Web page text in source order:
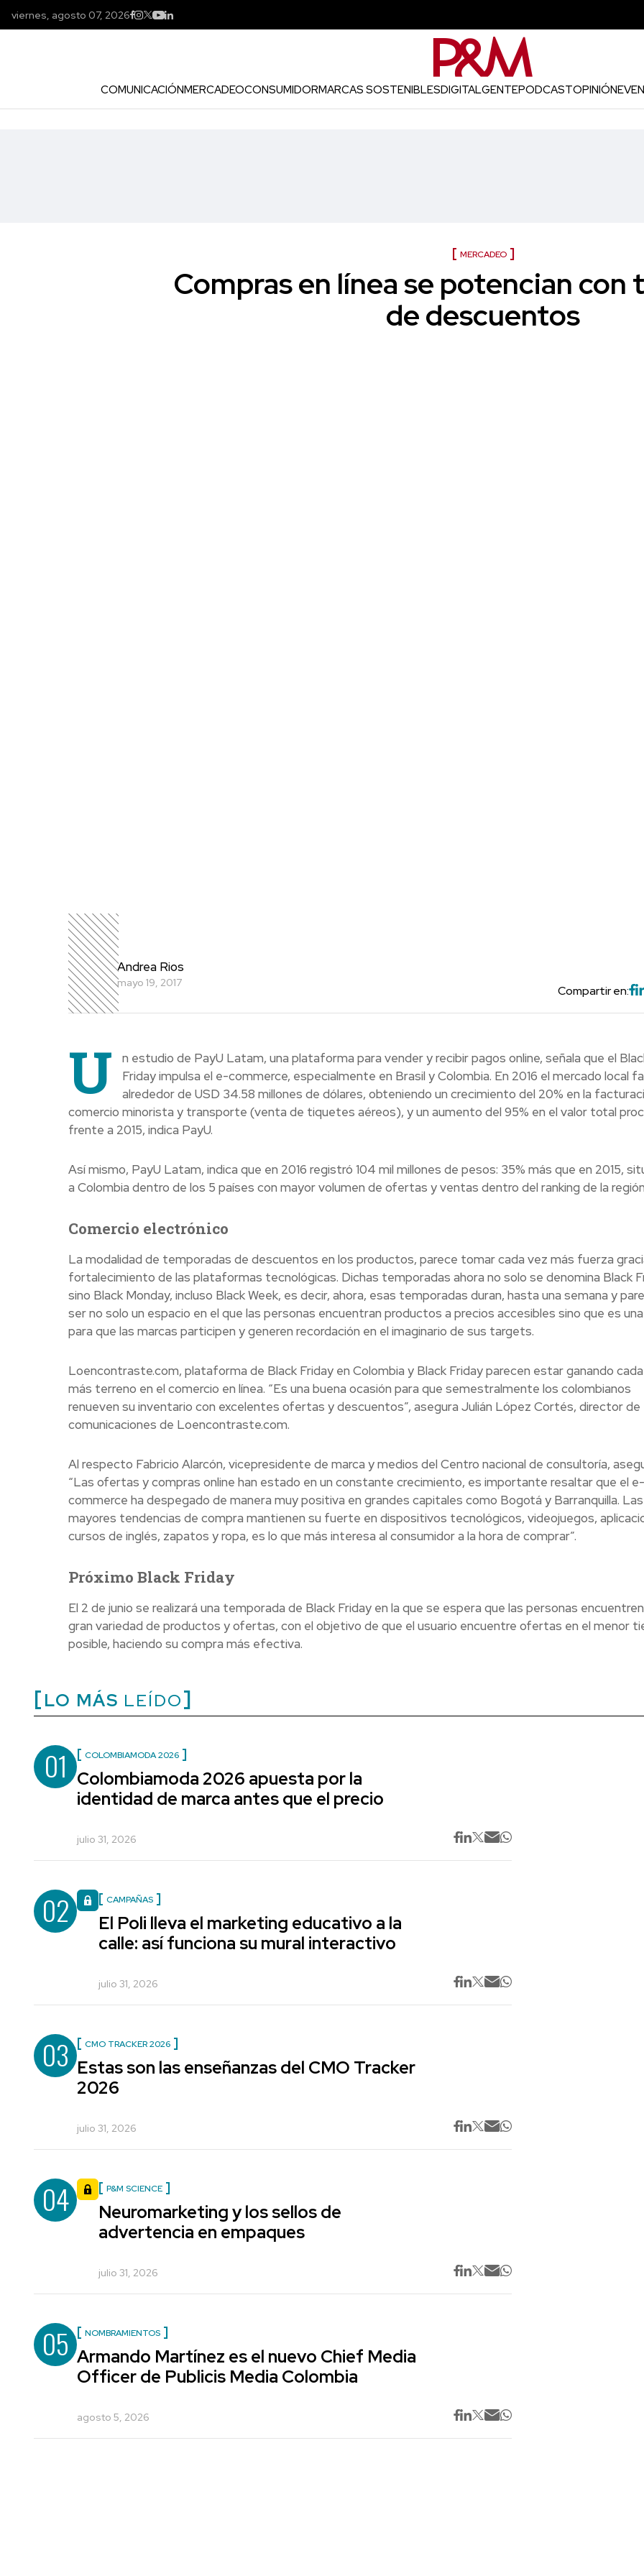
viernes, agosto 07, 2026
COMUNICACIÓNMERCADEOCONSUMIDORMARCAS SOSTENIBLESDIGITALGENTEPODCASTOPINIÓN
MERCADEO
Compras en línea se potencian con
de descuentos
Andrea Rios
mayo 19, 2017
Compartir en:
U
n estudio de PayU Latam, una plataforma para vender y recibir pagos online, señala que el
Friday impulsa el e-commerce, especialmente en Brasil y Colombia. En 2016 el mercado local
alrededor de USD 34.58 millones de dólares, obteniendo un crecimiento del 20% en la
comercio minorista y transporte (venta de tiquetes aéreos), y un aumento del 95% en el valor total
frente a 2015, indica PayU.
Así mismo, PayU Latam, indica que en 2016 registró 104 mil millones de pesos: 35% más que en 2015,
a Colombia dentro de los 5 países con mayor volumen de ofertas y ventas dentro del ranking de la
Comercio electrónico
La modalidad de temporadas de descuentos en los productos, parece tomar cada vez más fuerza
fortalecimiento de las plataformas tecnológicas. Dichas temporadas ahora no solo se denomina Black
sino Black Monday, incluso Black Week, es decir, ahora, esas temporadas duran, hasta una semana y
ser no solo un espacio en el que las personas encuentran productos a precios accesibles sino que es
para que las marcas participen y generen recordación en el imaginario de sus targets.
Loencontraste.com, plataforma de Black Friday en Colombia y Black Friday parecen estar ganando
más terreno en el comercio en línea. “Es una buena ocasión para que semestralmente los colombianos
renueven su inventario con excelentes ofertas y descuentos”, asegura Julián López Cortés, director de
comunicaciones de Loencontraste.com.
Al respecto Fabricio Alarcón, vicepresidente de marca y medios del Centro nacional de consultoría,
“Las ofertas y compras online han estado en un constante crecimiento, es importante resaltar que el e-
commerce ha despegado de manera muy positiva en grandes capitales como Bogotá y Barranquilla. Las
mayores tendencias de compra mantienen su fuerte en dispositivos tecnológicos, videojuegos,
cursos de inglés, zapatos y ropa, es lo que más interesa al consumidor a la hora de comprar”.
Próximo Black Friday
El 2 de junio se realizará una temporada de Black Friday en la que se espera que las personas
gran variedad de productos y ofertas, con el objetivo de que el usuario encuentre ofertas en el menor
posible, haciendo su compra más efectiva.
LO MÁS LEÍDO
01 COLOMBIAMODA 2026
Colombiamoda 2026 apuesta por la
identidad de marca antes que el precio
julio 31, 2026
02 CAMPAÑAS
El Poli lleva el marketing educativo a la
calle: así funciona su mural interactivo
julio 31, 2026
03 CMO TRACKER 2026
Estas son las enseñanzas del CMO Tracker
2026
julio 31, 2026
04 P&M SCIENCE
Neuromarketing y los sellos de
advertencia en empaques
julio 31, 2026
05 NOMBRAMIENTOS
Armando Martínez es el nuevo Chief Media
Officer de Publicis Media Colombia
agosto 5, 2026